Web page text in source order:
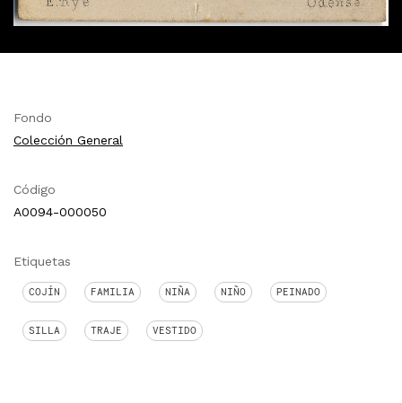
Fondo
Colección General
Código
A0094-000050
Etiquetas
COJÍN FAMILIA NIÑA NIÑO PEINADO
SILLA TRAJE VESTIDO